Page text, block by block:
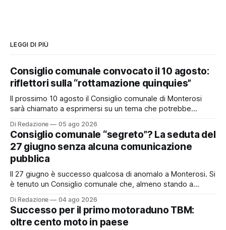
LEGGI DI PIÙ
Consiglio comunale convocato il 10 agosto:
riflettori sulla “rottamazione quinquies”
Il prossimo 10 agosto il Consiglio comunale di Monterosi
sarà chiamato a esprimersi su un tema che potrebbe
possibile adesione del Comune alla cosiddetta
“rottamazione quinquies” dei carichi affidati all’Agente della
Riscossione. Prima, però, c’è un tema politico che merita
Di Redazione 05 ago 2026
Consiglio comunale “segreto”? La seduta del
27 giugno senza alcuna comunicazione
pubblica
Il 27 giugno è successo qualcosa di anomalo a Monterosi. Si
è tenuto un Consiglio comunale che, almeno stando a
pubblicamente comunicato ai cittadini attraverso l’Albo
Pretorio. Un’anomalia che merita spiegazioni. Il Consiglio
comunale è, per sua natura, un’assemblea
Di Redazione 04 ago 2026
Successo per il primo motoraduno TBM:
oltre cento moto in paese